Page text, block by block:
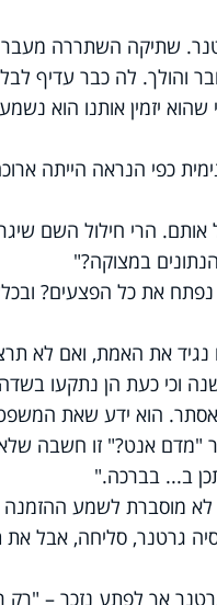
שתיקה השתררה מעבר
והולך. לה כבר
יזמין אותנו הוא
כפי הנראה הייתה
אותם. הרי חילול השם
במצוקה?"
את כל הפצעים?
את האמת, ואם לא
וכי כעת הן נתקעו בשדה
הוא ידע שאת המשפט
"מדם אנט?" זו חשבה
ב... בברכה."
מוסברת לשמע
גרטנר, סליחה, אבל
אך לפתע נזכר –